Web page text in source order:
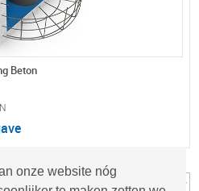
onze website nóg
Beton